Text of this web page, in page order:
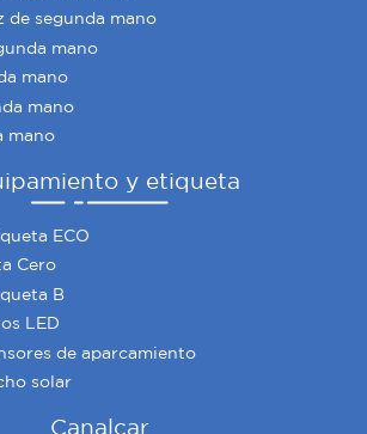
de segunda mano
mano
mano
mano
mano
y etiqueta
ECO
Cero
B
LED
de aparcamiento
solar
Canalcar